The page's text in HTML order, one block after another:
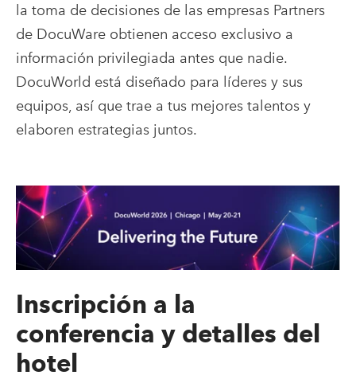
la toma de decisiones de las empresas Partners
de DocuWare obtienen acceso exclusivo a
información privilegiada antes que nadie.
DocuWorld está diseñado para líderes y sus
equipos, así que trae a tus mejores talentos y
elaboren estrategias juntos.
Inscripción a la
conferencia y detalles del
hotel